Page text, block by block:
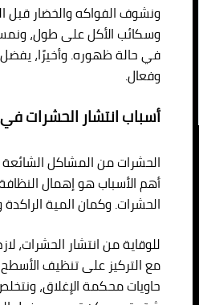
ونشوف الفواكه والخضار قبل
وسكائب الأكل على طول،
في حالة ظهوره. وأخيرًا،
وفعال.
أسباب انتشار الحشرات
الحشرات من المشاكل
أهم الأسباب هو إهمال
الحشرات. وكمان المية
للوقاية من انتشار
مع التركيز على تنظيف
حاويات محكمة الإغلاق،